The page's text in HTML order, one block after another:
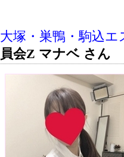
大塚・巣鴨・駒込
員会Z マナベ さん